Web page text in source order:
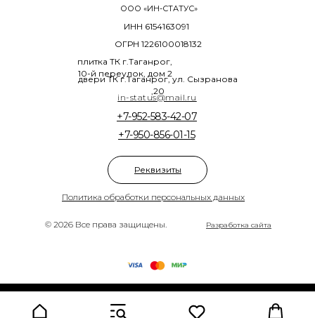
© 2026 Все права защищены.
Политика обработки персональных данных
+7-950-856-01-15
+7-952-583-42-07
ООО «ИН-СТАТУС»
плитка ТК г.Таганрог,
10-й переулок, дом 2
двери ТК г.Таганрог, ул. Сызранова
,20
ОГРН 1226100018132
ИНН 6154163091
Разработка сайта
in-status@mail.ru
Реквизиты
Made on Tilda